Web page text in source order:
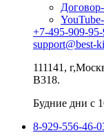
+7-495-909-
support@best-
111141,
В318.
Будние дни с
8-929-556-46-